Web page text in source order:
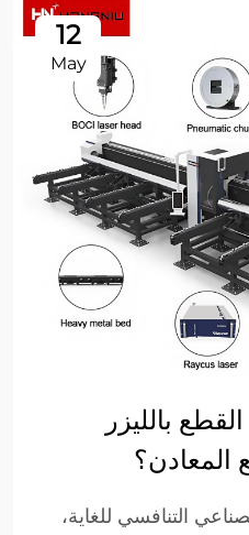
12
May
بالليزر
المعادن؟
التنافسي للغاية،